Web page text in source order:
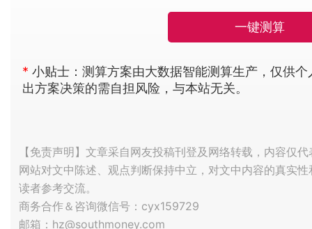
一键测算
* 小贴士：测算方案由大数据智能测算生产，仅供
出方案决策的需自担风险，与本站无关。
【免责声明】文章采自网友投稿刊登及网络转载，内容仅
网站对文中陈述、观点判断保持中立，对文中内容的真实
读者参考交流。
商务合作＆咨询微信号：cyx159729
邮箱：hz@southmoney.com